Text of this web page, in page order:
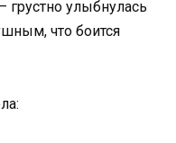
улыбнулась
что боится